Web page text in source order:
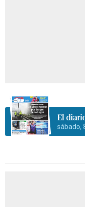
El
sábado,